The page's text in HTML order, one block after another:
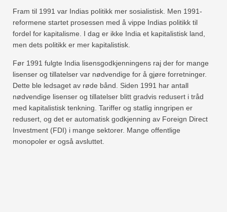
Fram til 1991 var Indias politikk mer sosialistisk. Men 1991-
reformene startet prosessen med å vippe Indias politikk til
fordel for kapitalisme. I dag er ikke India et kapitalistisk land,
men dets politikk er mer kapitalistisk.
Før 1991 fulgte India lisensgodkjenningens raj der for mange
lisenser og tillatelser var nødvendige for å gjøre forretninger.
Dette ble ledsaget av røde bånd. Siden 1991 har antall
nødvendige lisenser og tillatelser blitt gradvis redusert i tråd
med kapitalistisk tenkning. Tariffer og statlig inngripen er
redusert, og det er automatisk godkjenning av Foreign Direct
Investment (FDI) i mange sektorer. Mange offentlige
monopoler er også avsluttet.